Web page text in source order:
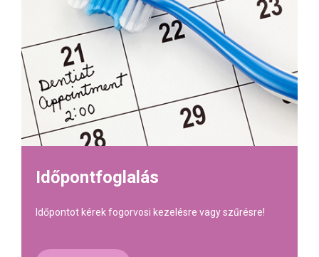
Időpontfoglalás
Időpontot kérek fogorvosi kezelésre vagy szűrésre!